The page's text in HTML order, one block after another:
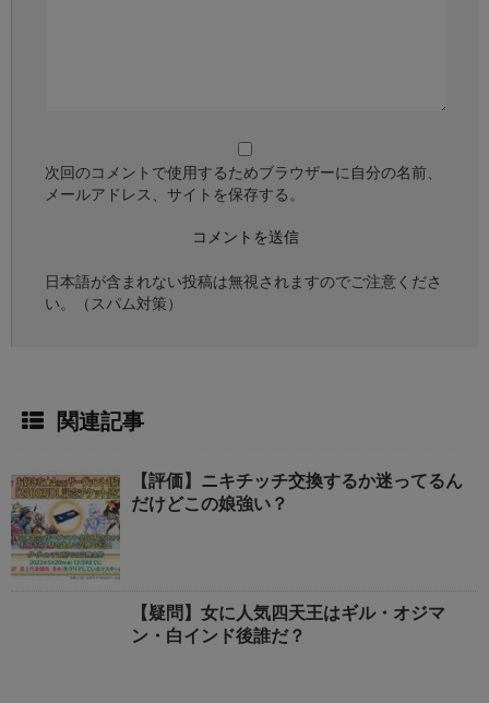
次回のコメントで使用するためブラウザーに自分の名前、
メールアドレス、サイトを保存する。
日本語が含まれない投稿は無視されますのでご注意くださ
い。（スパム対策）
関連記事
【評価】ニキチッチ交換するか迷ってるん
だけどこの娘強い？
【疑問】女に人気四天王はギル・オジマ
ン・白インド後誰だ？